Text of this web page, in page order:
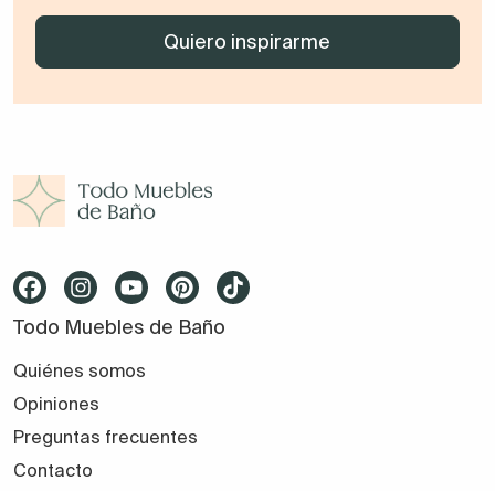
Todo Muebles de Baño
Quiénes somos
Opiniones
Preguntas frecuentes
Contacto